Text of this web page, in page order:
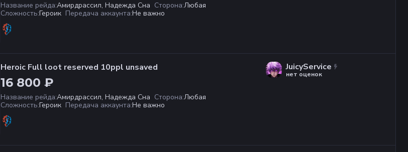
Название рейда:Амирдрассил, Надежда Сна Сторона:Любая
Сложность:Героик Передача аккаунта:Не важно
Heroic Full loot reserved 10ppl unsaved
16 800 ₽
Название рейда:Амирдрассил, Надежда Сна Сторона:Любая
Сложность:Героик Передача аккаунта:Не важно
JuicyService
нет оценок